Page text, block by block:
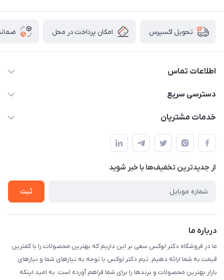
تحویل اکسپرس امکان پرداخت در محل
اطلاعات تماس
09052448002
ای پاساژ محمودی
دسترسی سریع
حساب کاربری
لیست محصولات
درباره ما
خدمات مشتریان
قوانین و مقررات
حریم خصوصی
راهنما
از جدید‌ترین تخفیف‌ها با‌ خبر شوید
ثبت
درباره ما
ما در فروشگاه دکتر لوکس سعی بر این داریم که بهترین محصولات را با کمترین
قیمت به شما ارائه دهیم. تیم دکتر لوکس با توجه به نیازهای شما و نیازهای
بازار بهترین محصولات و برندها را برای شما فراهم آورده است. به امید اینکه